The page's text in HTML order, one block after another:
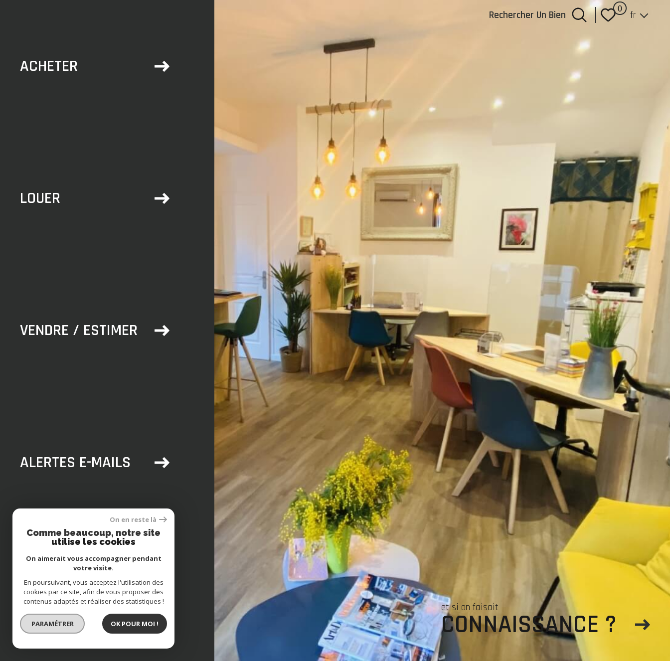
Rechercher Un Bien 0 Langue
fr
et si on faisait
CONNAISSANCE ?
ACHETER
LOUER
VENDRE / ESTIMER
ALERTES E-MAILS
CONTACT
04 67 28 13 88
contact@accordimmo34.com
18 RUE PIERRE PAUL RIQUET
POURTOUR DES HALLES
34500
béziers
accord-immobilier34@orange.fr
Se connecter
espace propriétaire
Avis clients Adhérents
Nos honoraires Plan du site Mentions légales Partenaires Cookies
On en reste là
Comme beaucoup, notre site
utilise les cookies
On aimerait vous accompagner pendant
votre visite.
En poursuivant, vous acceptez l'utilisation des
cookies par ce site, afin de vous proposer des
contenus adaptés et réaliser des statistiques !
PARAMÉTRER OK POUR MOI !